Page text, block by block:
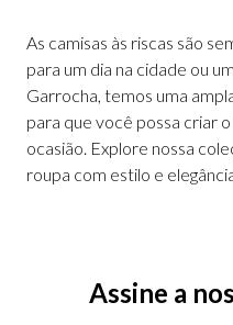
As camisas às riscas são
para um dia na cidade ou
Garrocha, temos uma
para que você possa criar
ocasião. Explore nossa
roupa com estilo e
Assine a